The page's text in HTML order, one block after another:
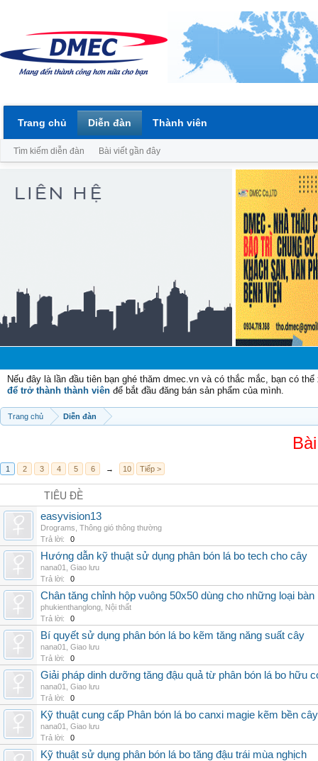
Nếu đây là lần đầu tiên bạn ghé thăm dmec.vn và có thắc mắc, bạn có
để trở thành thành viên để bắt đầu đăng bán sản phẩm của mình.
Trang chủ Diễn đàn
1 2 3 4 5 6 → 10 Tiếp >
TIÊU ĐỀ
easyvision13
Drograms Thông gió thông thường
Trả lời:
0
Hướng dẫn kỹ thuật sử dụng phân bón lá bo tech cho cây
nana01
Giao lưu
Trả lời:
0
Chân tăng chỉnh hộp vuông 50x50 dùng cho những loại bàn
phukienthanglong Nội thất
Trả lời:
0
Bí quyết sử dụng phân bón lá bo kẽm tăng năng suất cây
nana01
Giao lưu
Trả lời:
0
Giải pháp dinh dưỡng tăng đậu quả từ phân bón lá bo hữu
nana01
Giao lưu
Trả lời:
0
Kỹ thuật cung cấp Phân bón lá bo canxi magie kẽm bền cây
nana01
Giao lưu
Trả lời:
0
Kỹ thuật sử dụng phân bón lá bo tăng đậu trái mùa nghịch
Trang chủ Diễn đàn
Tìm kiếm diễn đàn Bài viết gần đây
Thành viên